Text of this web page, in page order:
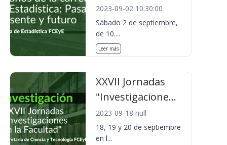
2023-09-02 10:30:00
Sábado 2 de septiembre,
de 10....
Leer más
XXVII Jornadas
"Investigacione...
2023-09-18 null
18, 19 y 20 de septiembre
en l...